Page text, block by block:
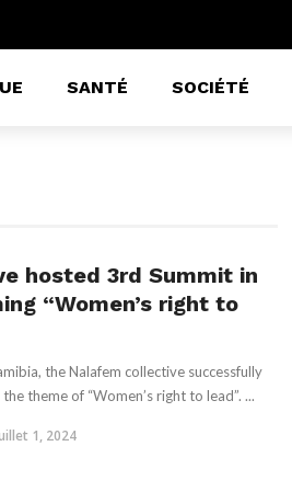
SANTÉ SOCIÉTÉ
hosted 3rd Summit in
“Women’s right to
the Nalafem collective successfully
theme of “Women’s right to lead”. ...
1, 2024